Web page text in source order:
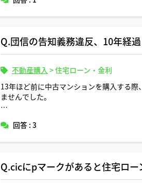
Q.団信の告知義務違反、10年経
不動産購入 >住宅ローン・金利
13年ほど前に中古マンションを購入する
ませんでした。
しょうか？
回答 : 3
Q.cicにpマークがあると住宅ロ